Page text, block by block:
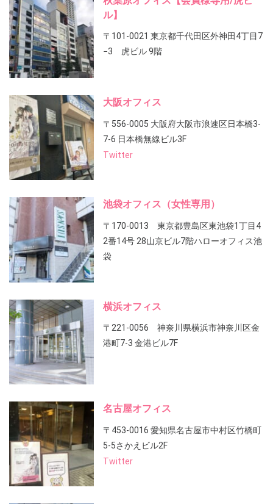
ル】
〒101-0021 東京都千代田区外神田4丁目7
−3 虎ビル 9階
大阪オフィス
〒556-0005 大阪府大阪市浪速区日本橋3-
7-6 日本橋無線ビル3F
Twitter
池袋オフィス（女性専用）
〒170-0013 東京都豊島区東池袋1丁目4
2番14号 28山京ビル7階ハローオフィス池
袋
横浜オフィス
〒221-0056 神奈川県横浜市神奈川区金
港町7-3 金港ビル7F
名古屋オフィス
〒453-0016 愛知県名古屋市中村区竹橋町
5-5さかえビル2F
Twitter